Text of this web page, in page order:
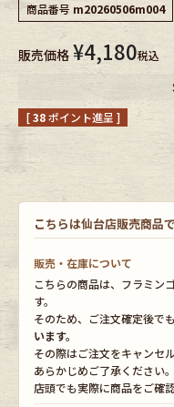
Tops
Outer
Fafatt
小物・
Eye Wear
Bag
Accessory
Belt
商品番号 m20260506m004
販売価格 ¥4,180税込
[38ポイント進呈 ]
こちらは仙台店販売商品
販売・在庫について
こちらの商品は、フラミン
す。
そのため、ご注文確定後でも
います。
その際はご注文をキャンセ
あらかじめご了承ください。
店頭でも実際に商品をご確